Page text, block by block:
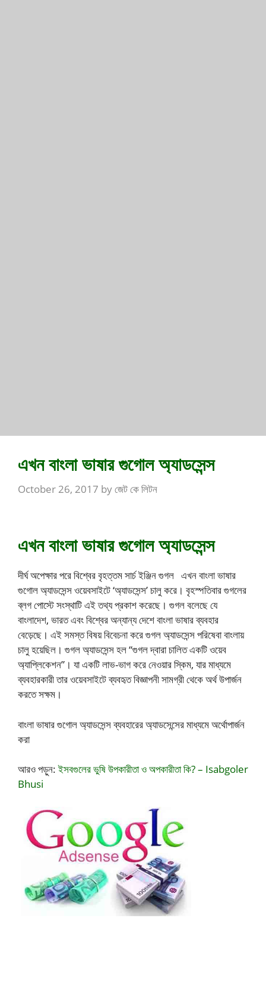
এখন বাংলা ভাষার গুগোল অ্যাডসেন্স
October 26, 2017 byজেট কে লিটন
এখন বাংলা ভাষার গুগোল অ্যাডসেন্স
দীর্ঘ অপেক্ষার পরে বিশ্বের বৃহত্তম সার্চ ইঞ্জিন গুগল এখন বাংলা ভাষার
গুগোলঅ্যাডসেন্সওয়েবসাইটে ‘অ্যাডসেন্স’ চালু করে। বৃহস্পতিবার গুগলের
ব্লগ পোস্টে সংস্থাটি এই তথ্য প্রকাশ করেছে। গুগল বলেছে যে
বাংলাদেশ, ভারত এবং বিশ্বের অন্যান্য দেশে বাংলা ভাষার ব্যবহার
বেড়েছে। এই সমস্ত বিষয় বিবেচনা করে গুগল অ্যাডসেন্স পরিষেবা বাংলায়
চালু হয়েছিল। গুগল অ্যাডসেন্স হল “গুগল দ্বারা চালিত একটি ওয়েব
অ্যাপ্লিকেশন”। যা একটি লাভ-ভাগ করে নেওয়ার স্কিম, যার মাধ্যমে
ব্যবহারকারী তার ওয়েবসাইটে ব্যবহৃত বিজ্ঞাপনী সামগ্রী থেকে অর্থ উপার্জন
করতে সক্ষম।
বাংলা ভাষার গুগোলঅ্যাডসেন্সব্যবহারেরঅ্যাডসেন্সের মাধ্যমে অর্থোপার্জন
করা
আরও পড়ুন:ইসবগুলের ভুষি উপকারীতা ও অপকারীতা কি? – Isabgoler
Bhusi